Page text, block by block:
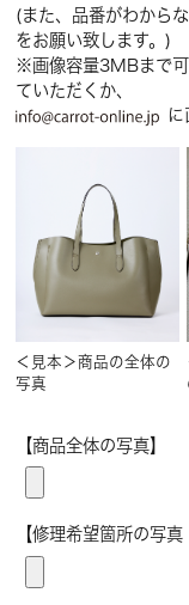
(また、品番がわから
をお願い致します。)
※画像容量3MBまで
ていただくか、
に
＜見本＞商品の全体の
写真
【商品全体の写真】
【修理希望箇所の写真